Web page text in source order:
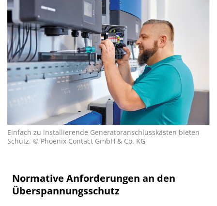
Einfach zu installierende Generatoranschlusskästen bieten
Schutz. © Phoenix Contact GmbH & Co. KG
Normative Anforderungen an den
Überspannungsschutz